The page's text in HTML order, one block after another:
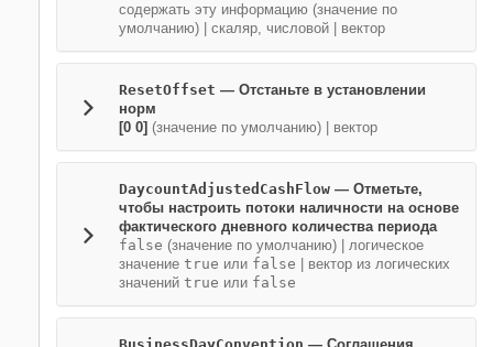
содержать эту информацию (значение по
умолчанию) | скаляр, числовой вектор
ResetOffset — Отстаньте в установлении
норм
[0 0] (значение по умолчанию) | вектор
DaycountAdjustedCashFlow — Отметьте,
чтобы настроить потоки наличности на основе
фактического дневного количества периода
false (значение по умолчанию) | логическое
значение true или false
вектор из логических
значений true или false